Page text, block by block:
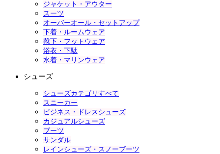
ジャケット・アウター
スーツ
オーバーオール・セットアップ
下着・ルームウェア
靴下・フットウェア
浴衣・下駄
水着・マリンウェア
シューズ
シューズカテゴリすべて
スニーカー
ビジネス・ドレスシューズ
カジュアルシューズ
ブーツ
サンダル
レインシューズ・スノーブーツ